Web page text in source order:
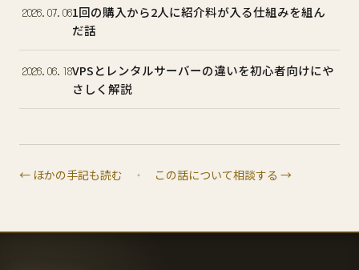
2026.07.061回の購入から2人に紹介料が入る仕組みを組ん
だ話
2026.06.18VPSとレンタルサーバーの違いを初心者向けにや
さしく解説
← ほかの手記も読む ・ この話について相談する →